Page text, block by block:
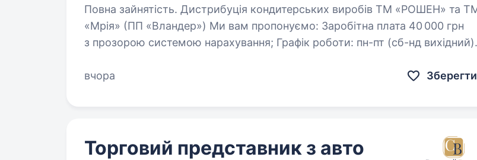
Повна зайнятість. Дистрибуція кондитерських виробів ТМ «РОШЕН» та ТМ
«Мрія» (ПП «Вландер») Ми вам пропонуємо: Заробітна плата 40 000 грн
з прозорою системою нарахування; Графік роботи: пн-пт (сб-нд вихідний);
вчора
Зберегти
Торговий представник з авто